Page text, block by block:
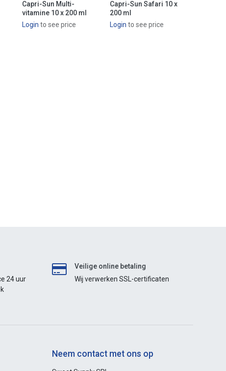
Capri-Sun Multi-
vitamine 10 x 200 ml
Login to see price
Capri-Sun Safari 10 x
200 ml
Login to see price
24 uur
Veilige online betaling
Wij verwerken SSL-certificaten
Neem contact met ons op